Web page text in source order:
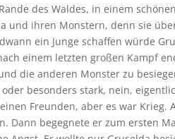
des Waldes, in einem
und ihren Monstern, denn sie
ein Junge schaffen würde
einem letzten großen Kampf
die anderen Monster zu
besonders stark, nein,
Freunden, aber es war Krieg.
Dann begegnete er zum ersten